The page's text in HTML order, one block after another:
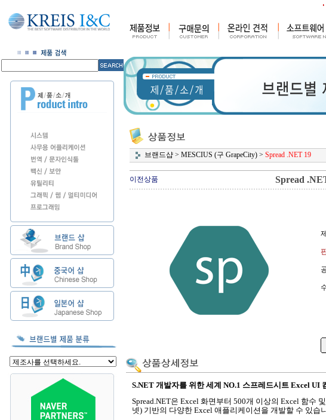
브랜드샵 > MESCIUS (구 GrapeCity) > Spread .NET 19
이전상품 Spread
S.NET 개발자를 위한 세계 NO.1 스프레드시트 Excel UI
Spread.NET은 Excel 화면부터 500개 이상의 Excel 함수
넷) 기반의 다양한 Excel 애플리케이션을 개발할 수 있습